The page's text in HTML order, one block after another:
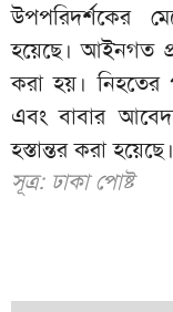
উপপরিদর্শকের
হয়েছে। আইনগত
করা হয়। নিহতের
এবং বাবার
হস্তান্তর করা হয়েছে।
সূত্র: ঢাকা পোষ্ট